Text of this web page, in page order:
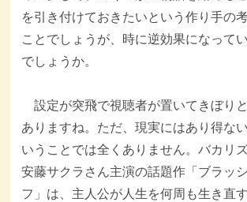
を引き付けておきたいという作り手の
ことでしょうが、時に逆効果になって
でしょうか。
設定が突飛で視聴者が置いてきぼり
ありますね。ただ、現実にはあり得な
いうことでは全くありません。バカリ
安藤サクラさん主演の話題作「ブラッ
フ」は、主人公が人生を何周も生き直